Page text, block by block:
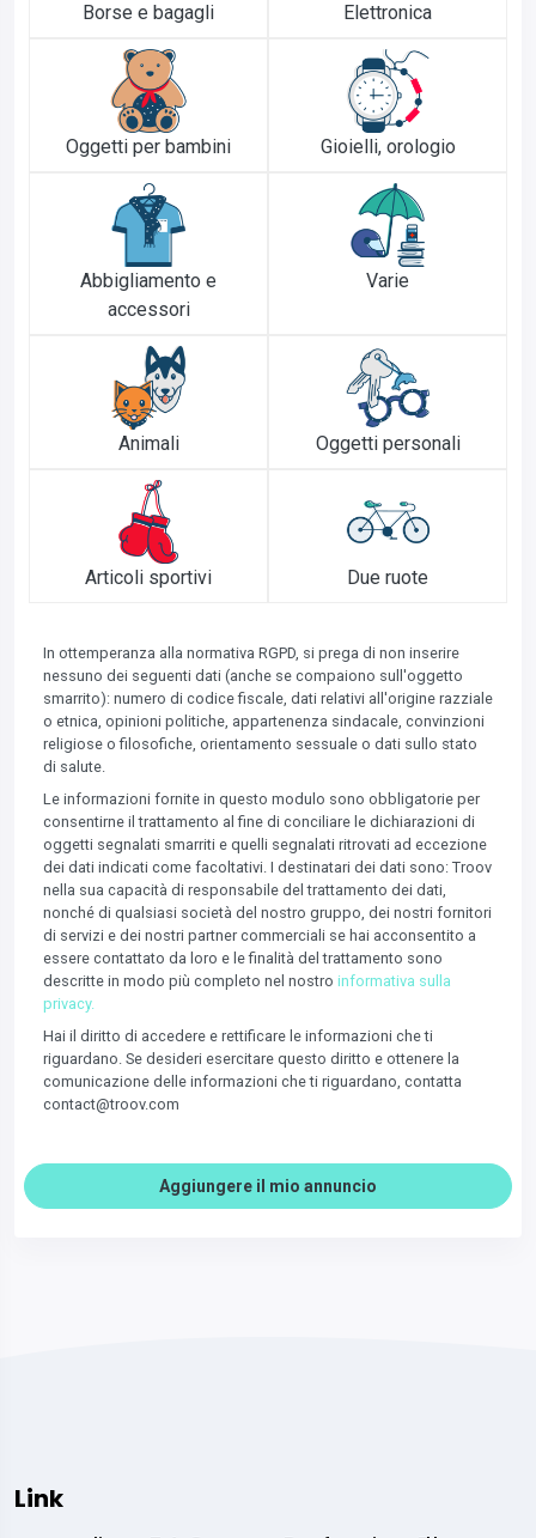
Borse e bagagli Elettronica
Oggetti per bambini Gioielli, orologio
Abbigliamento e
accessori
Varie
Animali Oggetti personali
Articoli sportivi Due ruote
In ottemperanza alla normativa RGPD, si prega di non inserire
nessuno dei seguenti dati (anche se compaiono sull'oggetto
smarrito): numero di codice fiscale, dati relativi all'origine razziale
o etnica, opinioni politiche, appartenenza sindacale, convinzioni
religiose o filosofiche, orientamento sessuale o dati sullo stato
di salute.
Le informazioni fornite in questo modulo sono obbligatorie per
consentirne il trattamento al fine di conciliare le dichiarazioni di
oggetti segnalati smarriti e quelli segnalati ritrovati ad eccezione
dei dati indicati come facoltativi. I destinatari dei dati sono: Troov
nella sua capacità di responsabile del trattamento dei dati,
nonché di qualsiasi società del nostro gruppo, dei nostri fornitori
di servizi e dei nostri partner commerciali se hai acconsentito a
essere contattato da loro e le finalità del trattamento sono
descritte in modo più completo nel nostro informativa sulla
privacy.
Hai il diritto di accedere e rettificare le informazioni che ti
riguardano. Se desideri esercitare questo diritto e ottenere la
comunicazione delle informazioni che ti riguardano, contatta
contact@troov.com
Aggiungere il mio annuncio
Link